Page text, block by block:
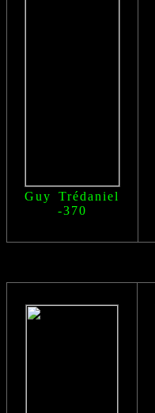
Guy Trédaniel
-370